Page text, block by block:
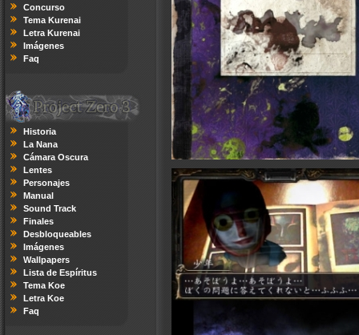
Concurso
Tema Kurenai
Letra Kurenai
Imágenes
Faq
Historia
La Nana
Cámara Oscura
Lentes
Personajes
Manual
Sound Track
Finales
Desbloqueables
Imágenes
Wallpapers
Lista de Espíritus
Tema Koe
Letra Koe
Faq